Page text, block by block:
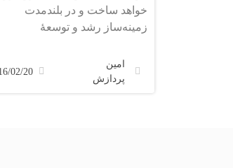
خواهد ساخت و در بلندمدت
زمینه‌ساز رشد و توسعۀ
امین
پردازش
02/20